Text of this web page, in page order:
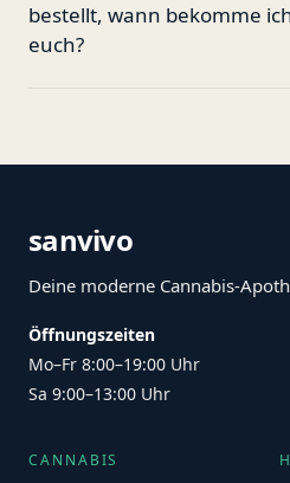
bestellt, wann bekomme
euch?
sanvivo
Deine moderne Cannabis-
Öffnungszeiten
Mo–Fr 8:00–19:00 Uhr
Sa 9:00–13:00 Uhr
CANNABIS